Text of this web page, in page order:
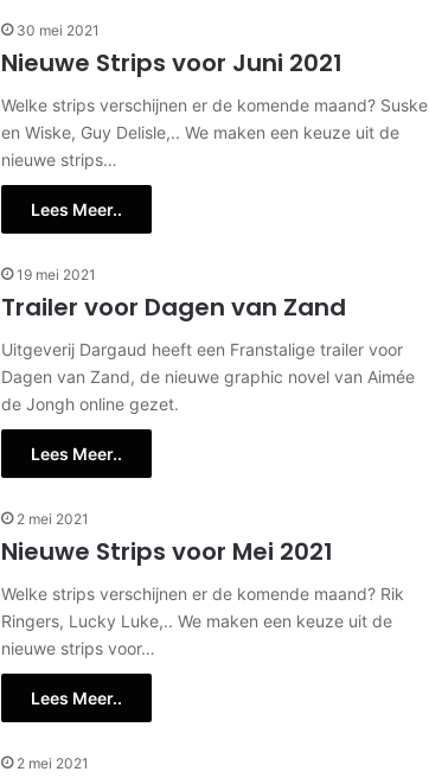
30 mei 2021
Nieuwe Strips voor Juni 2021
Welke strips verschijnen er de komende maand? Suske
en Wiske, Guy Delisle,.. We maken een keuze uit de
nieuwe strips…
Lees Meer..
19 mei 2021
Trailer voor Dagen van Zand
Uitgeverij Dargaud heeft een Franstalige trailer voor
Dagen van Zand, de nieuwe graphic novel van Aimée
de Jongh online gezet.
Lees Meer..
2 mei 2021
Nieuwe Strips voor Mei 2021
Welke strips verschijnen er de komende maand? Rik
Ringers, Lucky Luke,.. We maken een keuze uit de
nieuwe strips voor…
Lees Meer..
2 mei 2021